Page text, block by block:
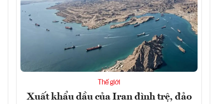
Thế giới
Xuất khẩu dầu của Iran đình trệ, đảo